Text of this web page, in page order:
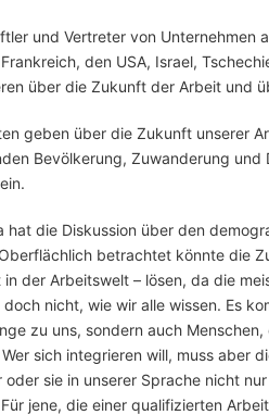
und Vertreter von Unternehmen
den USA, Israel,
über die Zukunft der Arbeit und
geben über die Zukunft unserer
Bevölkerung, Zuwanderung und
hat die Diskussion über den
betrachtet könnte die
der Arbeitswelt – lösen, da die
nicht, wie wir alle wissen. Es
zu uns, sondern auch
sich integrieren will, muss aber
oder sie in unserer Sprache nicht
jene, die einer qualifizierten